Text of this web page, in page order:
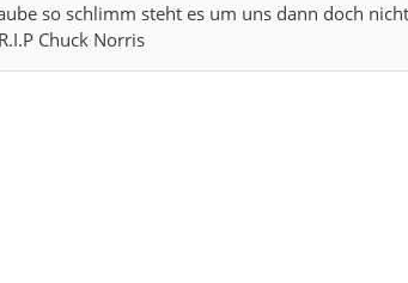
so schlimm steht es um uns dann doch
Chuck Norris